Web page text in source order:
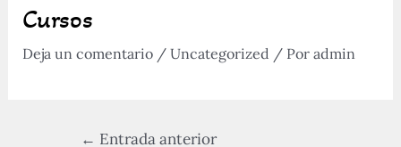
Cursos
Deja un comentario / Uncategorized / Por admin
Navegación
← Entrada anterior